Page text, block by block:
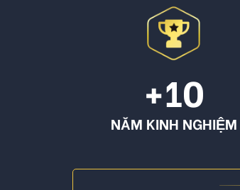
+10
NĂM KINH NGHIỆM